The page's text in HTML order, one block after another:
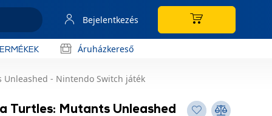
Bejelentkezés
Áruházkereső
- Nintendo Switch játék
Turtles: Mutants Unleashed